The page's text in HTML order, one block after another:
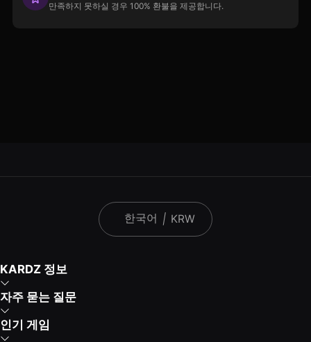
만족하지 못하실 경우 100% 환불을 제공합니다.
한국어 | KRW
KARDZ 정보
자주 묻는 질문
인기 게임